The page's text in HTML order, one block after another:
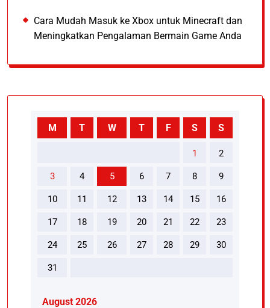
Cara Mudah Masuk ke Xbox untuk Minecraft dan
Meningkatkan Pengalaman Bermain Game Anda
August 2026
M T W T F S S
1 2
3 4 5 6 7 8 9
10 11 12 13 14 15 16
17 18 19 20 21 22 23
24 25 26 27 28 29 30
31